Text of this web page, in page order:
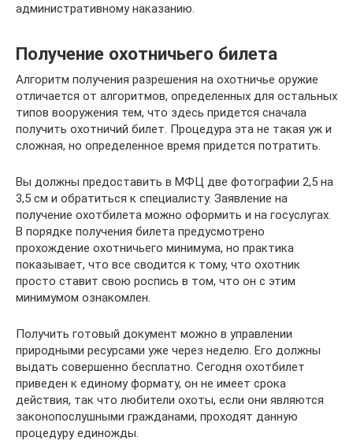
административному наказанию.
Получение охотничьего билета
Алгоритм получения разрешения на охотничье оружие
отличается от алгоритмов, определенных для остальных
типов вооружения тем, что здесь придется сначала
получить охотничий билет. Процедура эта не такая уж и
сложная, но определенное время придется потратить.
Вы должны предоставить в МФЦ две фотографии 2,5 на
3,5 см и обратиться к специалисту. Заявление на
получение охотбилета можно оформить и на госуслугах.
В порядке получения билета предусмотрено
прохождение охотничьего минимума, но практика
показывает, что все сводится к тому, что охотник
просто ставит свою роспись в том, что он с этим
минимумом ознакомлен.
Получить готовый документ можно в управлении
природными ресурсами уже через неделю. Его должны
выдать совершенно бесплатно. Сегодня охотбилет
приведен к единому формату, он не имеет срока
действия, так что любители охоты, если они являются
законопослушными гражданами, проходят данную
процедуру единожды.